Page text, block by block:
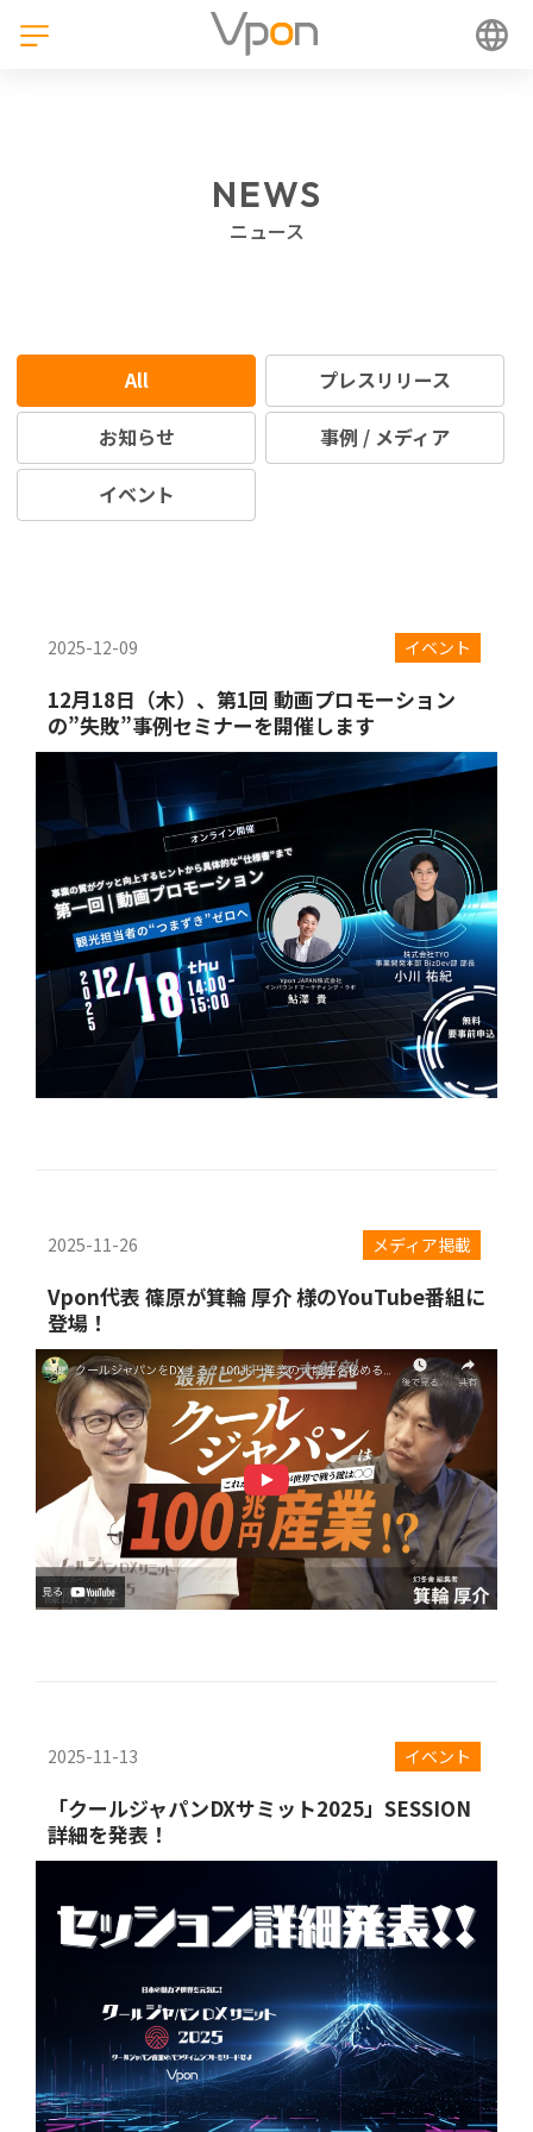
NEWS
ニュース
All
プレスリリース
お知らせ
事例 / メディア
イベント
2025-12-09 イベント
12月18日（木）、第1回 動画プロモーション
の”失敗”事例セミナーを開催します
2025-11-26 メディア掲載
Vpon代表 篠原が箕輪 厚介 様のYouTube番組に
登場！
2025-11-13 イベント
「クールジャパンDXサミット2025」SESSION
詳細を発表！